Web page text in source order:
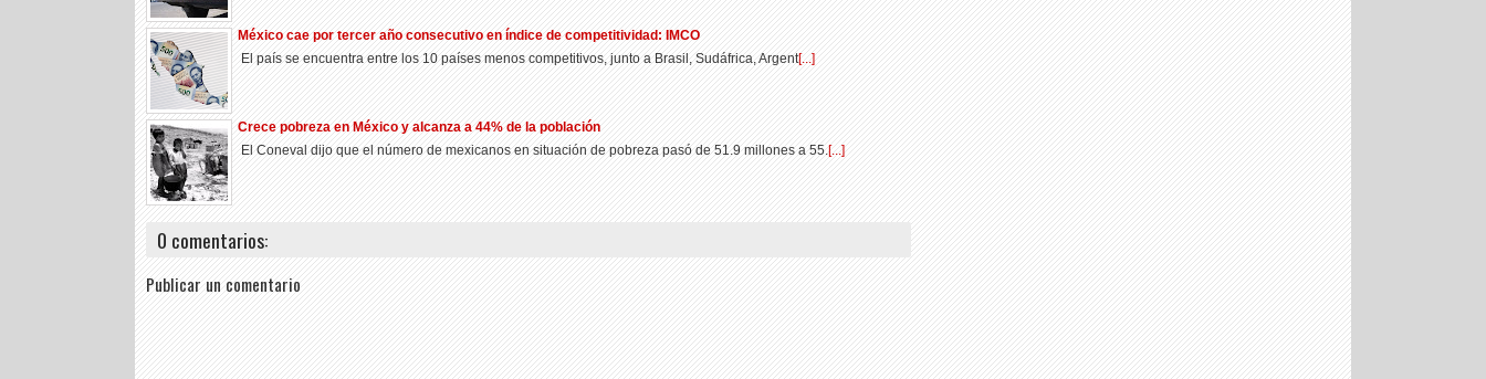
México cae por tercer año consecutivo en índice de competitividad: IMCO
El país se encuentra entre los 10 países menos competitivos, junto a Brasil, Sudáfrica, Argent[...]
Crece pobreza en México y alcanza a 44% de la población
El Coneval dijo que el número de mexicanos en situación de pobreza pasó de 51.9 millones a 55.[...]
0 comentarios:
Publicar un comentario